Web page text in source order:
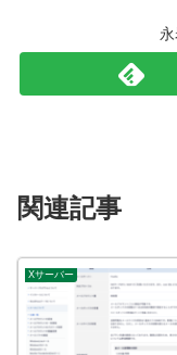
関連記事
Xサーバー